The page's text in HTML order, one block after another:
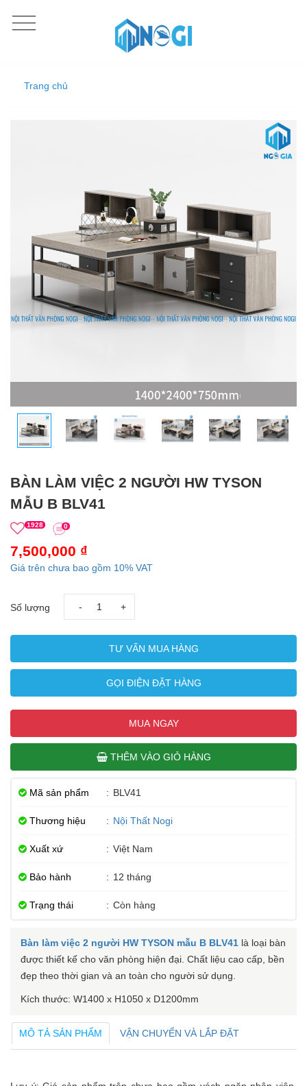
Trang chủ
BÀN LÀM VIỆC 2 NGƯỜI HW TYSON
MẪU B BLV41
1928 0
7,500,000 ₫
Giá trên chưa bao gồm 10% VAT
Số lượng - +
TƯ VẤN MUA HÀNG
GỌI ĐIỆN ĐẶT HÀNG
MUA NGAY
THÊM VÀO GIỎ HÀNG
Mã sản phẩm : BLV41
Thương hiệu : Nội Thất Nogi
Xuất xứ : Việt Nam
Bảo hành : 12 tháng
Trạng thái : Còn hàng
Bàn làm việc 2 người HW TYSON mẫu B BLV41 là loại bàn
được thiết kế cho văn phòng hiện đại. Chất liệu cao cấp, bền
đẹp theo thời gian và an toàn cho người sử dụng.
Kích thước: W1400 x H1050 x D1200mm
MÔ TẢ SẢN PHẨM VẬN CHUYỂN VÀ LẮP ĐẶT